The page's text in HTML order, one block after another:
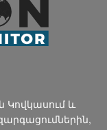
Կովկասում և